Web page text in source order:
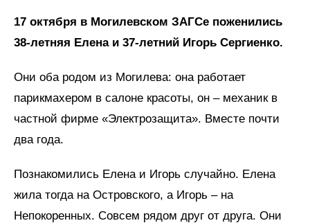
17 октября в Могилевском ЗАГСе поженились
38-летняя Елена и 37-летний Игорь Сергиенко.
Они оба родом из Могилева: она работает
парикмахером в салоне красоты, он – механик в
частной фирме «Электрозащита». Вместе почти
два года.
Познакомились Елена и Игорь случайно. Елена
жила тогда на Островского, а Игорь – на
Непокоренных. Совсем рядом друг от друга. Они